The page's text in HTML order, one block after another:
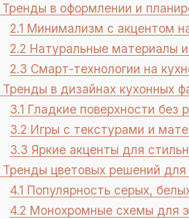
Тренды в оформлении и
2.1 Минимализм с акцентом
2.2 Натуральные материалы
2.3 Смарт-технологии на
Тренды в дизайнах кухонных
3.1 Гладкие поверхности без
3.2 Игры с текстурами и
3.3 Яркие акценты для
Тренды цветовых решений
4.1 Популярность серых,
4.2 Монохромные схемы для